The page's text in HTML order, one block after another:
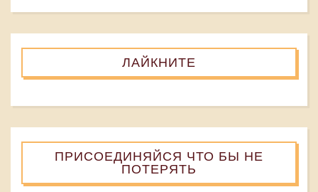
ЛАЙКНИТЕ
ПРИСОЕДИНЯЙСЯ ЧТО БЫ НЕ
ПОТЕРЯТЬ